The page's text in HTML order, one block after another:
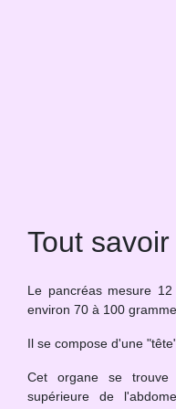
Tout
Le pancréas mesure
environ 70 à 100
Il se compose d'une
Cet organe se trouve
supérieure de